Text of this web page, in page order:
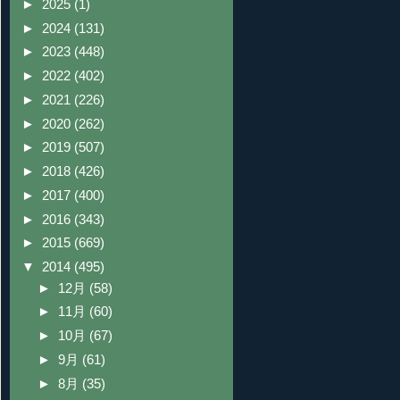
► 2025 (1)
► 2024 (131)
► 2023 (448)
► 2022 (402)
► 2021 (226)
► 2020 (262)
► 2019 (507)
► 2018 (426)
► 2017 (400)
► 2016 (343)
► 2015 (669)
▼ 2014 (495)
► 12月 (58)
► 11月 (60)
► 10月 (67)
► 9月 (61)
► 8月 (35)